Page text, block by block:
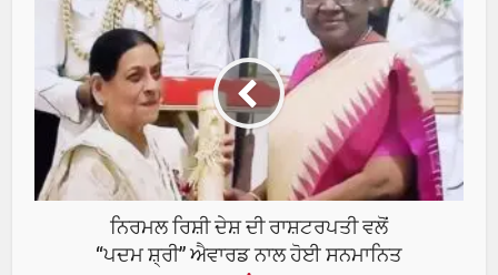
ਨਿਰਮਲ ਰਿਸ਼ੀ ਦੇਸ਼ ਦੀ ਰਾਸ਼ਟਰਪਤੀ ਵਲੋਂ
“ਪਦਮ ਸ਼੍ਰੀ” ਐਵਾਰਡ ਨਾਲ ਹੋਈ ਸਨਮਾਨਿਤ